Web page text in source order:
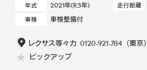
年式
2021年(R3年) 走行距離
車検 車検整備付
レクサス等々力 0120-921-784（東京）
ピックアップ